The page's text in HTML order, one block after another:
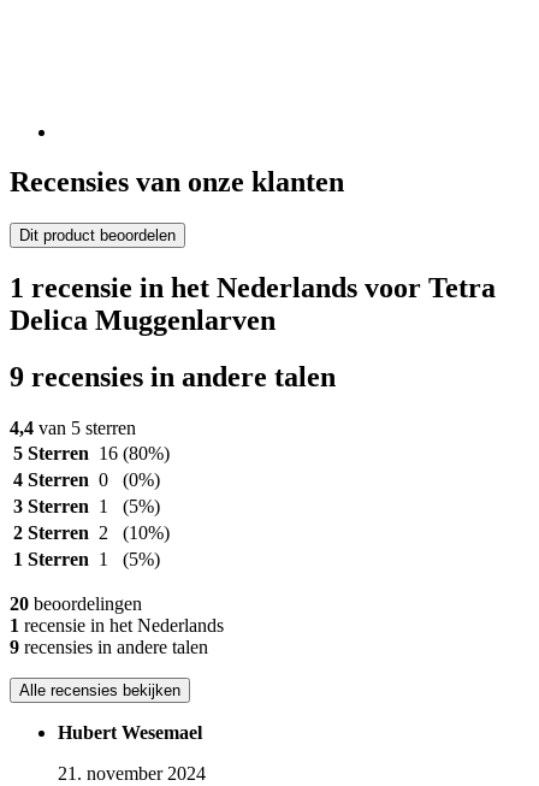
Recensies van onze klanten
Dit product beoordelen
1 recensie in het Nederlands voor Tetra
Delica Muggenlarven
9 recensies in andere talen
4,4 van 5 sterren
5 Sterren 16 (80%)
4 Sterren 0
(0%)
3 Sterren 1
(5%)
2 Sterren 2
(10%)
1 Sterren 1 (5%)
20 beoordelingen
1 recensie in het Nederlands
9 recensies in andere talen
Alle recensies bekijken
Hubert Wesemael
21. november 2024